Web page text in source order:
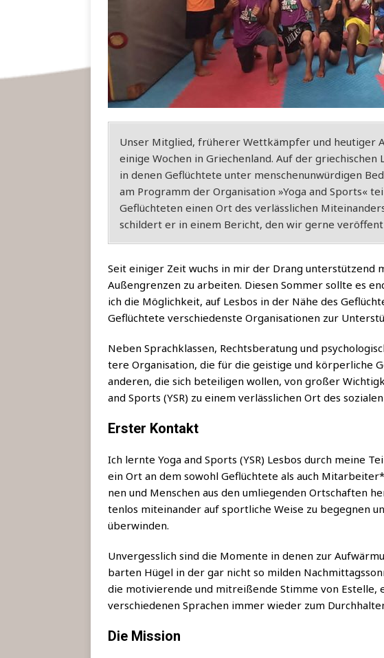
Unser Mit­glied, frü­he­rer Wett­kämp­fer und heu­ti­ger
eini­ge Wochen in Grie­chen­land. Auf der grie­chi­schen
in denen Geflüch­te­te unter men­schen­un­wür­di­gen
am Pro­gramm der Orga­ni­sa­ti­on »Yoga and Sports«
Geflüch­te­ten einen Ort des ver­läss­li­chen
schil­dert er in einem Bericht, den wir ger­ne
Seit eini­ger Zeit wuchs in mir der Drang unter­stüt­zend
Außen­gren­zen zu arbei­ten. Die­sen Som­mer soll­te es
ich die Mög­lich­keit, auf Les­bos in der Nähe des
Geflüch­te­te ver­schie­dens­te Orga­ni­sa­tio­nen zur
Neben Sprach­klas­sen, Rechts­be­ra­tung und
te­re Orga­ni­sa­ti­on, die für die geis­ti­ge und kör­per­li­che
ande­ren, die sich betei­li­gen wol­len, von gro­ßer
and Sports (YSR) zu einem ver­läss­li­chen Ort des
Erster Kontakt
Ich lern­te Yoga and Sports (YSR) Les­bos durch mei­ne
ein Ort an dem sowohl Geflüch­te­te als auch
nen und Men­schen aus den umlie­gen­den Ort­schaf­ten
ten­los mit­ein­an­der auf sport­li­che Wei­se zu begeg­nen
überwinden.
Unver­gess­lich sind die Momen­te in denen zur
bar­ten Hügel in der gar nicht so mil­den
die moti­vie­ren­de und mit­rei­ßen­de Stim­me von Estel­le,
ver­schie­de­nen Spra­chen immer wie­der zum
Die Mission